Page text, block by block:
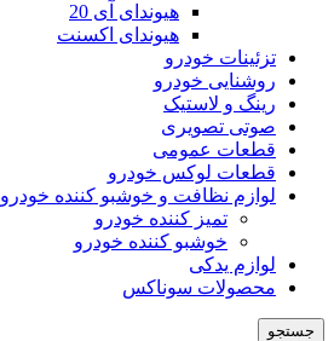
هیوندای آی 20
هیوندای اکسنت
تزئینات خودرو
روشنایی خودرو
رینگ و لاستیک
صوتی تصویری
قطعات عمومی
قطعات لوکس خودرو
لوازم نظافت و خوشبو کننده خودرو
تمیز کننده خودرو
خوشبو کننده خودرو
لوازم یدکی
محصولات سوناکس
جستجو